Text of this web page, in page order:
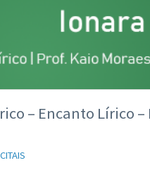
– Encanto Lírico –